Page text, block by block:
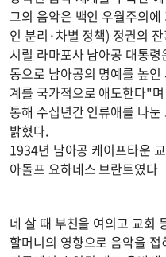
그의 음악은 백인 우월주의
인 분리·차별 정책) 정권의
시릴 라마포사 남아공 대통
동으로 남아공의 명예를 높
계를 국가적으로 애도한다"
통해 수십년간 인류애를 나
밝혔다.
1934년 남아공 케이프타운
아돌프 요하네스 브란트였다
네 살 때 부친을 여의고 교회
할머니의 영향으로 음악을